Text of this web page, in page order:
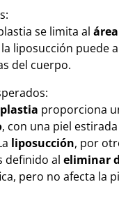
se limita al
liposucción puede
del cuerpo.
proporciona
, con una piel
liposucción, por
definido al eliminar
pero no afecta la